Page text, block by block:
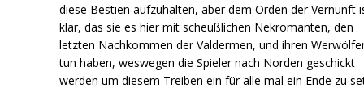
diese Bestien aufzuhalten, aber dem Orden der Vernunft
klar, das sie es hier mit scheußlichen Nekromanten, den
letzten Nachkommen der Valdermen, und ihren
tun haben, weswegen die Spieler nach Norden geschickt
werden um diesem Treiben ein für alle mal ein Ende zu